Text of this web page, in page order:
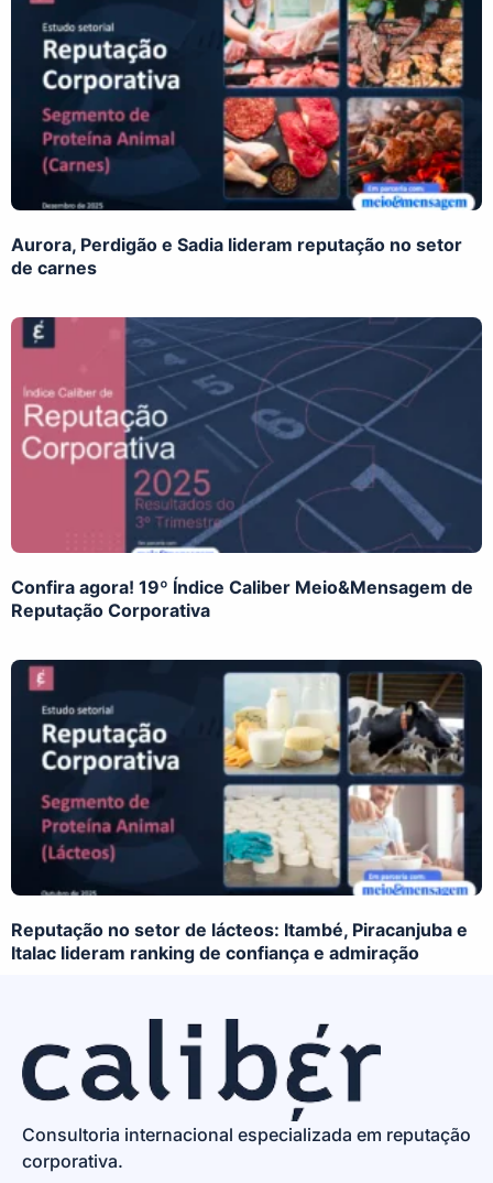
Aurora, Perdigão e Sadia lideram reputação no setor
de carnes
Confira agora! 19º Índice Caliber Meio&Mensagem de
Reputação Corporativa
Reputação no setor de lácteos: Itambé, Piracanjuba e
Italac lideram ranking de confiança e admiração
Consultoria internacional especializada em reputação
corporativa.